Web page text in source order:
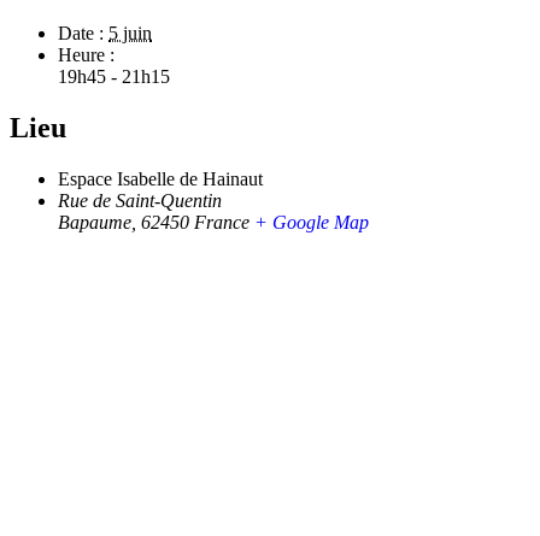
Date : 5 juin
Heure :
19h45 - 21h15
Lieu
Espace Isabelle de Hainaut
Rue de Saint-Quentin
Bapaume 62450 France + Google Map